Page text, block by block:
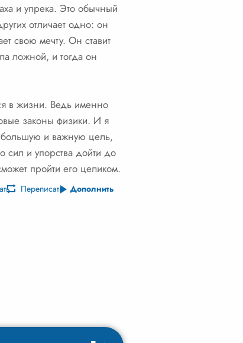
и упрека. Это обычный
отличает одно: он
свою мечту. Он ставит
ложной, и тогда он
в жизни. Ведь именно
законы физики. И я
большую и важную цель,
сил и упорства дойти до
пройти его целиком.
Переписать Дополнить